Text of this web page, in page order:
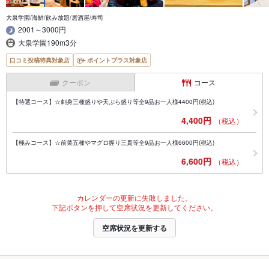
大泉学園/海鮮/飲み放題/居酒屋/寿司
2001～3000円
大泉学園190m3分
口コミ投稿特典対象店 ポイントプラス対象店
クーポン コース
【特選コース】☆刺身三種盛りや天ぷら盛り等全9品お一人様4400円(税込)
4,400円 （税込）
【極みコース】☆前菜五種やマグロ握り三貫等全9品お一人様6600円(税込)
6,600円 （税込）
カレンダーの更新に失敗しました。
下記ボタンを押して空席状況を更新してください。
空席状況を更新する